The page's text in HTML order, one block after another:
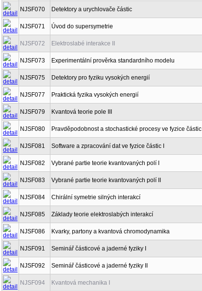
NJSF070 Detektory a urychlovače částic
NJSF071 Úvod do supersymetrie
NJSF072 Elektroslabé interakce II
NJSF073 Experimentální prověrka standardního modelu
NJSF075 Detektory pro fyziku vysokých energií
NJSF077 Praktická fyzika vysokých energií
NJSF079 Kvantová teorie pole III
NJSF080 Pravděpodobnost a stochastické procesy ve fyzice částic
NJSF081 Software a zpracování dat ve fyzice částic I
NJSF082 Vybrané partie teorie kvantovaných polí I
NJSF083 Vybrané partie teorie kvantovaných polí II
NJSF084 Chirální symetrie silných interakcí
NJSF085 Základy teorie elektroslabých interakcí
NJSF086 Kvarky, partony a kvantová chromodynamika
NJSF091 Seminář částicové a jaderné fyziky I
NJSF092 Seminář částicové a jaderné fyziky II
NJSF094 Kvantová mechanika I